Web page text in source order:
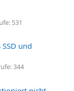
531
und
344